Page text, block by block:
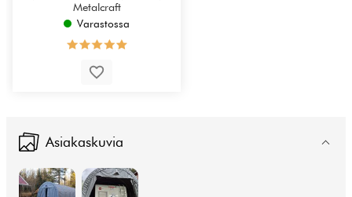
Metalcraft
Varastossa
Asiakaskuvia